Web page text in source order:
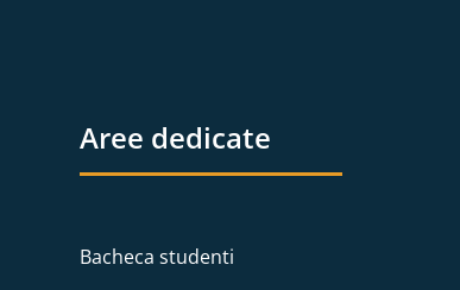
Aree dedicate
Bacheca studenti